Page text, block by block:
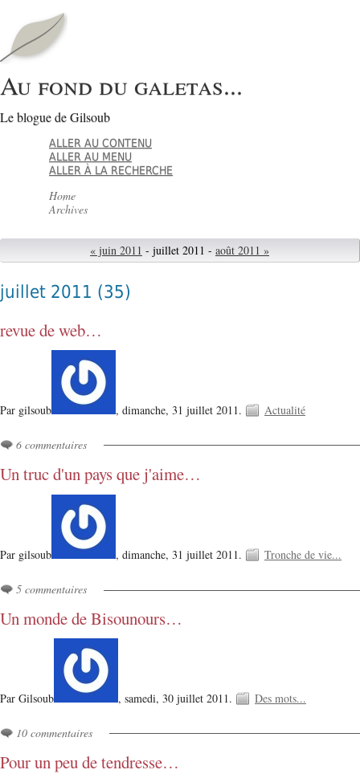
Au fond du galetas...
Le blogue de Gilsoub
ALLER AU CONTENU
ALLER AU MENU
ALLER À LA RECHERCHE
Home
Archives
« juin 2011 - juillet 2011 - août 2011 »
juillet 2011 (35)
revue de web…
Par gilsoub , dimanche, 31 juillet 2011. Actualité
6 commentaires
Un truc d'un pays que j'aime…
Par gilsoub , dimanche, 31 juillet 2011. Tronche de vie...
5 commentaires
Un monde de Bisounours…
Par Gilsoub , samedi, 30 juillet 2011. Des mots...
10 commentaires
Pour un peu de tendresse…